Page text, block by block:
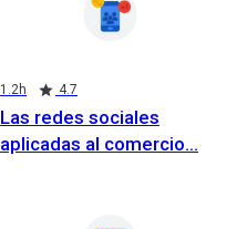
Las redes sociales
aplicadas al comercio
1.2h 4.7